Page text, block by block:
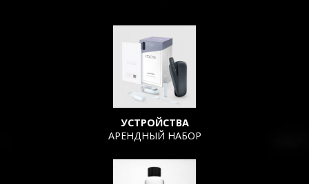
УСТРОЙСТВА
АРЕНДНЫЙ НАБОР